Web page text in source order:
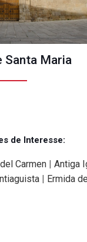
Santa Maria
de Interesse:
Carmen| Antiga
| Ermida